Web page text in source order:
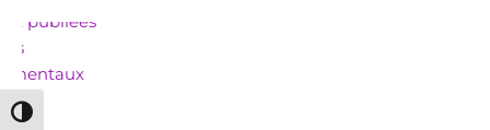
Passer en contraste élevé